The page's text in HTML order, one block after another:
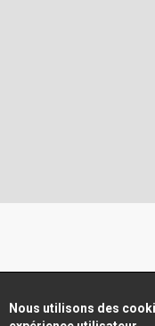
Nous utilisons des